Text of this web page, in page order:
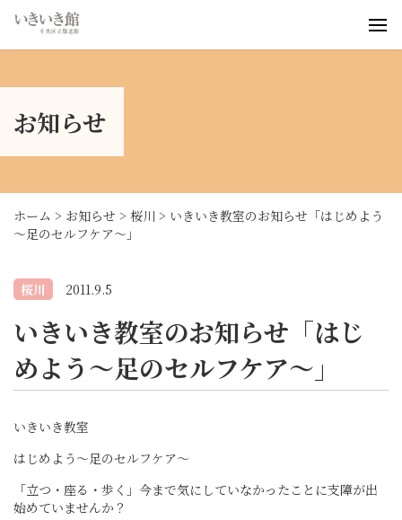
お知らせ
ホーム > お知らせ > 桜川 > いきいき教室のお知らせ「はじめよう
～足のセルフケア～」
桜川 2011.9.5
いきいき教室のお知らせ「はじ
めよう～足のセルフケア～」
いきいき教室
はじめよう～足のセルフケア～
「立つ・座る・歩く」今まで気にしていなかったことに支障が出
始めていませんか？